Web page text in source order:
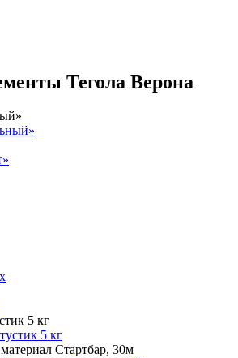
Тегола Верона
5 кг
Стартбар, 30м